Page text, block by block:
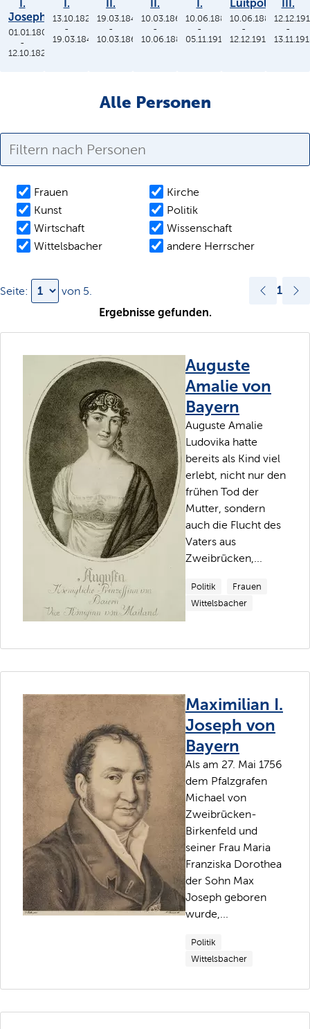
I.
Joseph
01.01.1806
-
12.10.1825
I.
13.10.1825
-
19.03.1848
II.
19.03.1848
-
10.03.1864
II.
10.03.1864
-
10.06.1886
I.
10.06.1886
-
05.11.1913
Luitpold
10.06.1886
-
12.12.1912
III.
-
Alle Personen
Frauen
Kirche
Kunst
Politik
Wirtschaft
Wissenschaft
Wittelsbacher
andere Herrscher
Seite: von 5
1
Ergebnisse gefunden.
Auguste
Amalie von
Bayern
Auguste Amalie
Ludovika hatte
bereits als Kind viel
erlebt, nicht nur den
frühen Tod der
Mutter, sondern
auch die Flucht des
Vaters aus
Zweibrücken,...
Politik
Frauen
Wittelsbacher
Maximilian I.
Joseph von
Bayern
Als am 27. Mai 1756
dem Pfalzgrafen
Michael von
Zweibrücken-
Birkenfeld und
seiner Frau Maria
Franziska Dorothea
der Sohn Max
Joseph geboren
wurde,...
Politik
Wittelsbacher